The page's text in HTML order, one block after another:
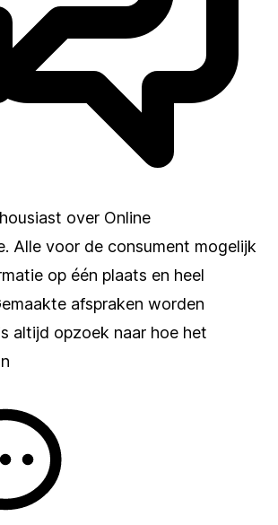
over Online
Alle voor de consument mogelijk
op één plaats en heel
afspraken worden
altijd opzoek naar hoe het